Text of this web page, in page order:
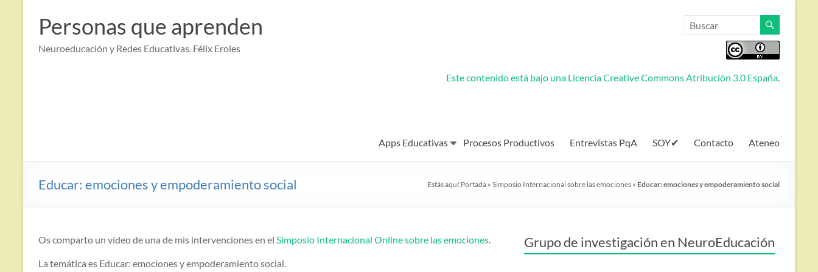
contenido
Personas que aprenden
Neuroeducación y Redes Educativas. Félix Eroles
Este contenido está bajo una Licencia Creative Commons Atribución 3.0 España.
Apps Educativas Procesos Productivos Entrevistas PqA SOY✔ Contacto Ateneo
Educar: emociones y empoderamiento social Estás aquí:Portada » Simposio Internacional sobre las emociones » Educar: emociones y empoderamiento social
Os comparto un vídeo de una de mis intervenciones en el Simposio Internacional Online sobre las emociones.
La temática es Educar: emociones y empoderamiento social.
Grupo de investigación en NeuroEducación